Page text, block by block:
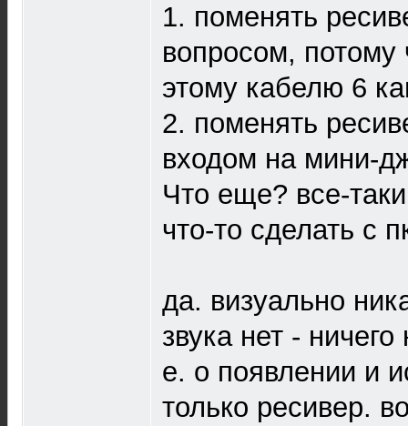
1. поменять
вопросом,
этому кабелю 6
2. поменять
входом на мини-
Что еще? все-
что-то сделать с
да. визуально
звука нет -
е. о появлении и
только ресивер.